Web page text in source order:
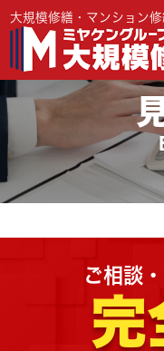
大規模修繕・マンション修
ご相談
完